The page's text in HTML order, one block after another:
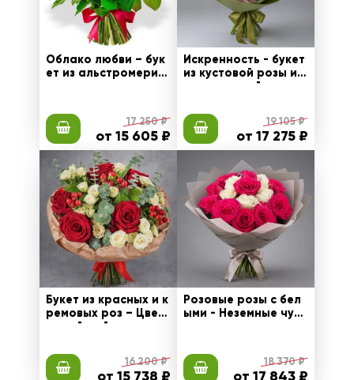
Облако любви – бук
ет из альстромерий
17 250 ₽
от 15 605 ₽
Искренность - букет
из кустовой розы и д
екоративной зелени
19 105 ₽
от 17 275 ₽
Букет из красных и к
ремовых роз – Цвет
очный рай
16 200 ₽
от 15 738 ₽
Розовые розы с бел
ыми - Неземные чувс
18 370 ₽
от 17 843 ₽